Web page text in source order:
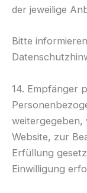
der jeweilige
Bitte
14. Empfänger
weitergegeben,
Website, zur
Erfüllung
Einwilligung